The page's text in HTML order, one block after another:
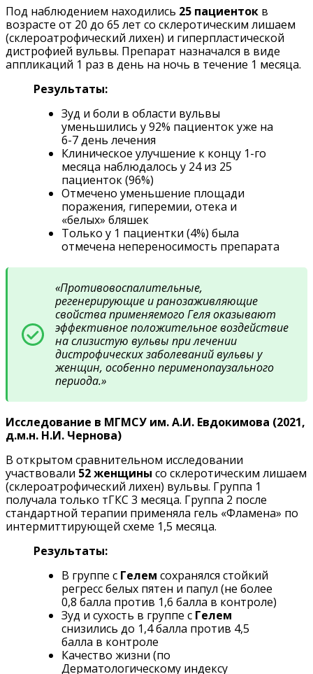
Под наблюдением находились 25 пациенток в
возрасте от 20 до 65 лет со склеротическим лишаем
(склероатрофический лихен) и гиперпластической
дистрофией вульвы. Препарат назначался в виде
аппликаций 1 раз в день на ночь в течение 1 месяца.
Результаты:
Зуд и боли в области вульвы
уменьшились у 92% пациенток уже на
6-7 день лечения
Клиническое улучшение к концу 1-го
месяца наблюдалось у 24 из 25
пациенток (96%)
Отмечено уменьшение площади
поражения, гиперемии, отека и
«белых» бляшек
Только у 1 пациентки (4%) была
отмечена непереносимость препарата
«Противовоспалительные,
регенерирующие и ранозаживляющие
свойства применяемого Геля оказывают
эффективное положительное воздействие
на слизистую вульвы при лечении
дистрофических заболеваний вульвы у
женщин, особенно перименопаузального
периода.»
Исследование в МГМСУ им. А.И. Евдокимова (2021,
д.м.н. Н.И. Чернова)
В открытом сравнительном исследовании
участвовали 52 женщины со склеротическим лишаем
(склероатрофический лихен) вульвы. Группа 1
получала только тГКС 3 месяца. Группа 2 после
стандартной терапии применяла гель «Фламена» по
интермиттирующей схеме 1,5 месяца.
Результаты:
В группе с Гелем сохранялся стойкий
регресс белых пятен и папул (не более
0,8 балла против 1,6 балла в контроле)
Зуд и сухость в группе с Гелем
снизились до 1,4 балла против 4,5
балла в контроле
Качество жизни (по
Дерматологическому индексу